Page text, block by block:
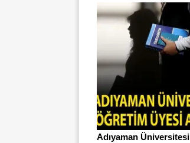
Adıyaman Üniversitesi